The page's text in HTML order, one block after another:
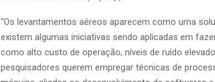
“Os levantamentos aéreos aparecem como uma
existem algumas iniciativas sendo aplicadas em
como alto custo de operação, níveis de ruído
pesquisadores querem empregar técnicas de